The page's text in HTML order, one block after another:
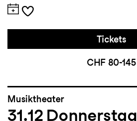
Tickets
CHF 80-145
Musiktheater
31.12 Donnerstag